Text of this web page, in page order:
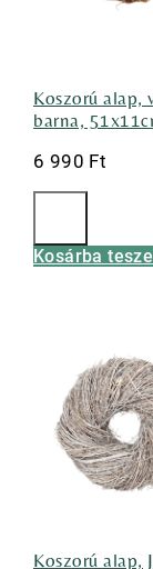
Koszorú alap,
barna,
6 990 Ft
Kosárba
Koszorú alap,